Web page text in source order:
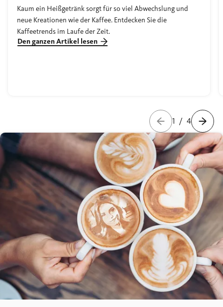
1 / 4
Kaum ein Heißgetränk sorgt für so viel Abwechslung und
neue Kreationen wie der Kaffee. Entdecken Sie die
Kaffeetrends im Laufe der Zeit.
Den ganzen Artikel lesen